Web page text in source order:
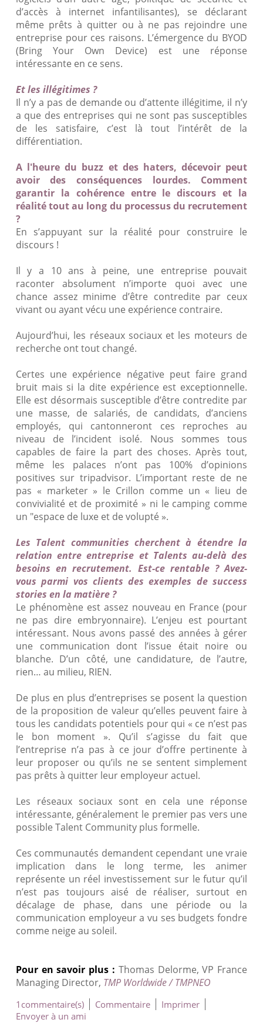
d’accès à internet infantilisantes), se déclarant
même prêts à quitter ou à ne pas rejoindre une
entreprise pour ces raisons. L’émergence du BYOD
(Bring Your Own Device) est une réponse
intéressante en ce sens.
Et les illégitimes ?
Il n’y a pas de demande ou d’attente illégitime, il n’y
a que des entreprises qui ne sont pas susceptibles
de les satisfaire, c’est là tout l’intérêt de la
différentiation.
A l'heure du buzz et des haters, décevoir peut
avoir des conséquences lourdes. Comment
garantir la cohérence entre le discours et la
réalité tout au long du processus du recrutement
?
En s’appuyant sur la réalité pour construire le
discours !
Il y a 10 ans à peine, une entreprise pouvait
raconter absolument n’importe quoi avec une
chance assez minime d’être contredite par ceux
vivant ou ayant vécu une expérience contraire.
Aujourd’hui, les réseaux sociaux et les moteurs de
recherche ont tout changé.
Certes une expérience négative peut faire grand
bruit mais si la dite expérience est exceptionnelle.
Elle est désormais susceptible d’être contredite par
une masse, de salariés, de candidats, d’anciens
employés, qui cantonneront ces reproches au
niveau de l’incident isolé. Nous sommes tous
capables de faire la part des choses. Après tout,
même les palaces n’ont pas 100% d’opinions
positives sur tripadvisor. L’important reste de ne
pas « marketer » le Crillon comme un « lieu de
convivialité et de proximité » ni le camping comme
un "espace de luxe et de volupté ».
Les Talent communities cherchent à étendre la
relation entre entreprise et Talents au-delà des
besoins en recrutement. Est-ce rentable ? Avez-
vous parmi vos clients des exemples de success
stories en la matière ?
Le phénomène est assez nouveau en France (pour
ne pas dire embryonnaire). L’enjeu est pourtant
intéressant. Nous avons passé des années à gérer
une communication dont l’issue était noire ou
blanche. D’un côté, une candidature, de l’autre,
rien… au milieu, RIEN.
De plus en plus d’entreprises se posent la question
de la proposition de valeur qu’elles peuvent faire à
tous les candidats potentiels pour qui « ce n’est pas
le bon moment ». Qu’il s’agisse du fait que
l’entreprise n’a pas à ce jour d’offre pertinente à
leur proposer ou qu’ils ne se sentent simplement
pas prêts à quitter leur employeur actuel.
Les réseaux sociaux sont en cela une réponse
intéressante, généralement le premier pas vers une
possible Talent Community plus formelle.
Ces communautés demandent cependant une vraie
implication dans le long terme, les animer
représente un réel investissement sur le futur qu’il
n’est pas toujours aisé de réaliser, surtout en
décalage de phase, dans une période ou la
communication employeur a vu ses budgets fondre
comme neige au soleil.
Pour en savoir plus : Thomas Delorme, VP France
Managing Director, TMP Worldwide / TMPNEO
1commentaire(s) Commentaire
Imprimer
Envoyer à un ami